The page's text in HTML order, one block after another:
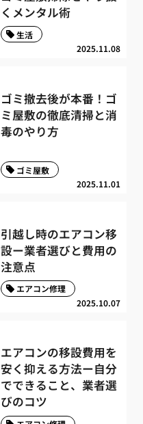
くメンタル術
2025.11.08
生活
ゴミ撤去後が本番！ゴ
ミ屋敷の徹底清掃と消
毒のやり方
2025.11.01
ゴミ屋敷
引越し時のエアコン移
設ー業者選びと費用の
注意点
2025.10.07
エアコン修理
エアコンの移設費用を
安く抑える方法ー自分
でできること、業者選
びのコツ